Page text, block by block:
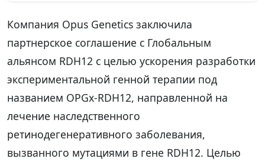
Компания Opus Genetics заключила
партнерское соглашение с Глобальным
альянсом RDH12 с целью ускорения разработки
экспериментальной генной терапии под
названием OPGx-RDH12, направленной на
лечение наследственного
ретинодегенеративного заболевания,
вызванного мутациями в гене RDH12. Целью